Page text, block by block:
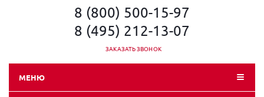
8 (800) 500-15-97
8 (495) 212-13-07
ЗАКАЗАТЬ ЗВОНОК
МЕНЮ